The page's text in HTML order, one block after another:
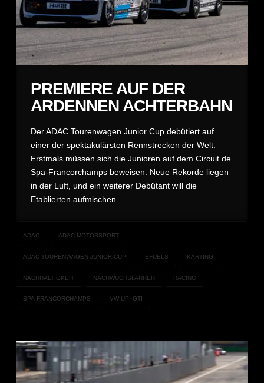
PREMIERE AUF DER
ARDENNEN ACHTERBAHN
Der ADAC Tourenwagen Junior Cup debütiert auf
einer der spektakulärsten Rennstrecken der Welt:
Erstmals müssen sich die Junioren auf dem Circuit de
Spa-Francorchamps beweisen. Neue Rekorde liegen
in der Luft, und ein weiterer Debütant will die
Etablierten aufmischen.
ADAC ADAC MOTORSPORT
ADAC TOURENWAGEN JUNIOR CUP EFUELS KARTING
NACHHALTIGKEIT NACHWUCHSFAHRER RACING
SPA-FRANCORCHAMPS VW UP! GTI